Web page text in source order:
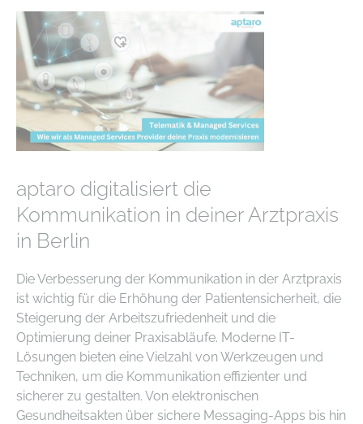
aptaro digitalisiert die
Kommunikation in deiner Arztpraxis
in Berlin
Die Verbesserung der Kommunikation in der Arztpraxis
ist wichtig für die Erhöhung der Patientensicherheit, die
Steigerung der Arbeitszufriedenheit und die
Optimierung deiner Praxisabläufe. Moderne IT-
Lösungen bieten eine Vielzahl von Werkzeugen und
Techniken, um die Kommunikation effizienter und
sicherer zu gestalten. Von elektronischen
Gesundheitsakten über sichere Messaging-Apps bis hin